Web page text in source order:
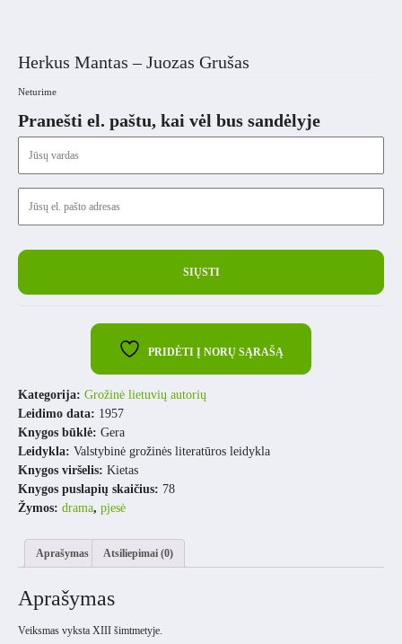
Herkus Mantas – Juozas Grušas
Neturime
Pranešti el. paštu, kai vėl bus sandėlyje
PRIDĖTI Į NORŲ SĄRAŠĄ
Kategorija: Grožinė lietuvių autorių
Leidimo data: 1957
Knygos būklė: Gera
Leidykla: Valstybinė grožinės literatūros leidykla
Knygos viršelis: Kietas
Knygos puslapių skaičius: 78
Žymos: drama, pjesė
Aprašymas Atsiliepimai (0)
Aprašymas
Veiksmas vyksta XIII šimtmetyje.